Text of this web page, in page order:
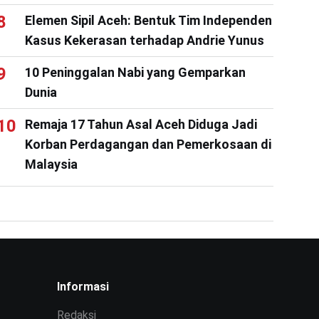
Elemen Sipil Aceh: Bentuk Tim Independen
Kasus Kekerasan terhadap Andrie Yunus
10 Peninggalan Nabi yang Gemparkan
Dunia
Remaja 17 Tahun Asal Aceh Diduga Jadi
Korban Perdagangan dan Pemerkosaan di
Malaysia
Informasi
Redaksi